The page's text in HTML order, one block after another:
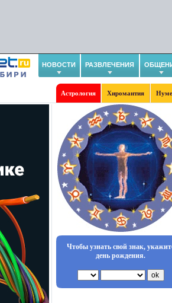
НОВОСТИ РАЗВЛЕЧЕНИЯ
Астрология Хиромантия
Чтобы узнать свой знак,
день рождения.